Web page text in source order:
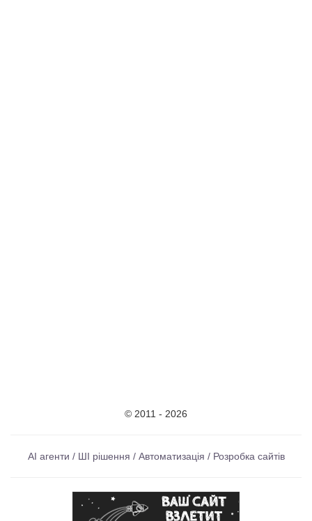
© 2011 - 2026
AI агенти / ШІ рішення / Автоматизація / Розробка сайтів